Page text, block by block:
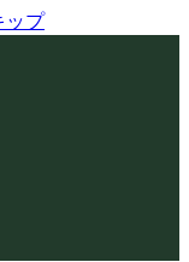
ップ